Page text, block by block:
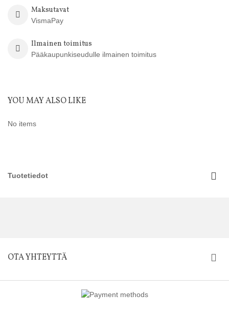
Maksutavat
VismaPay
Ilmainen toimitus
Pääkaupunkiseudulle ilmainen toimitus
YOU MAY ALSO LIKE
No items
Tuotetiedot
OTA YHTEYTTÄ